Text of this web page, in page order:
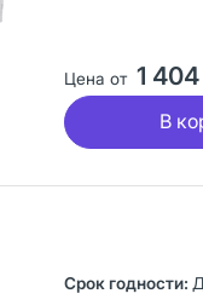
Цена от 1 404
В